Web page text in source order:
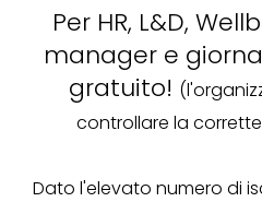
Per HR, L&D,
manager e
gratuito!
controllare la
Dato l'elevato numero di